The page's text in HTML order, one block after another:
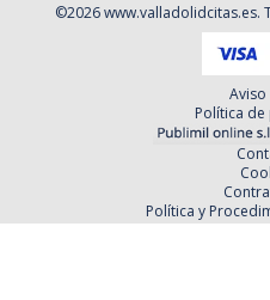
©2026 www.valladolidcitas.es.
Aviso
Política
Política y